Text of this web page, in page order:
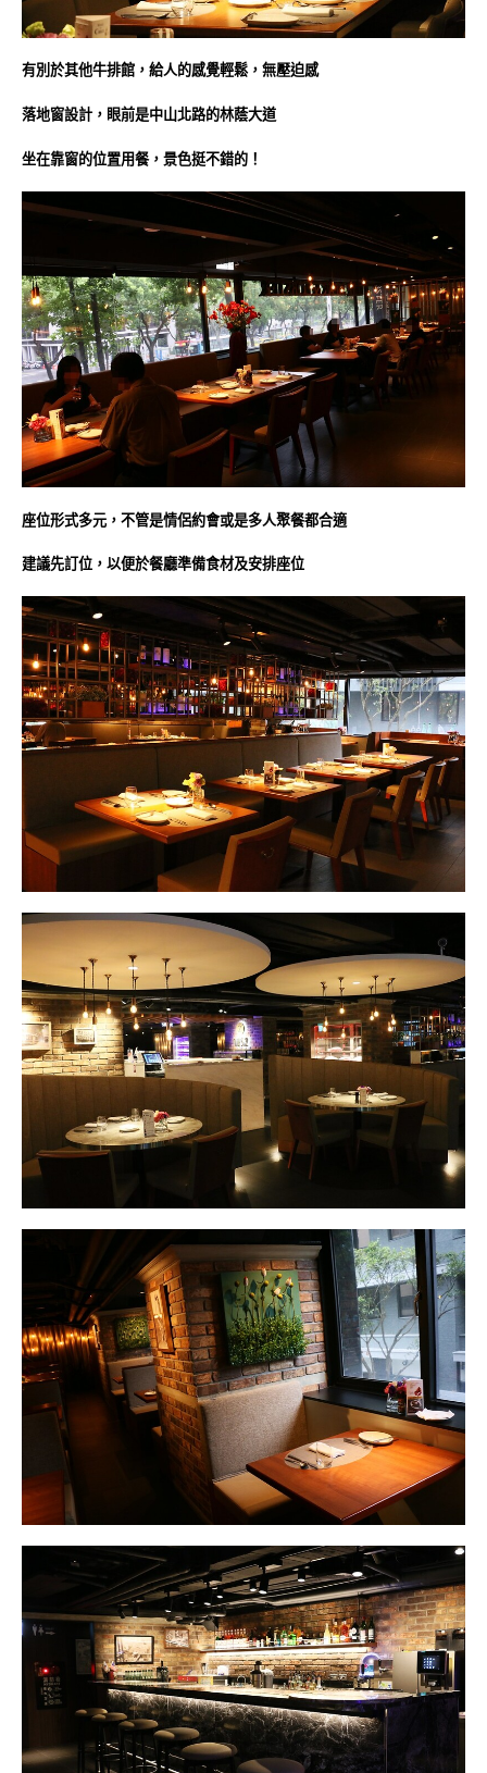
有別於其他牛排館，給人的感覺輕鬆，無壓迫感
落地窗設計，眼前是中山北路的林蔭大道
坐在靠窗的位置用餐，景色挺不錯的！
座位形式多元，不管是情侶約會或是多人聚餐都合適
建議先訂位，以便於餐廳準備食材及安排座位